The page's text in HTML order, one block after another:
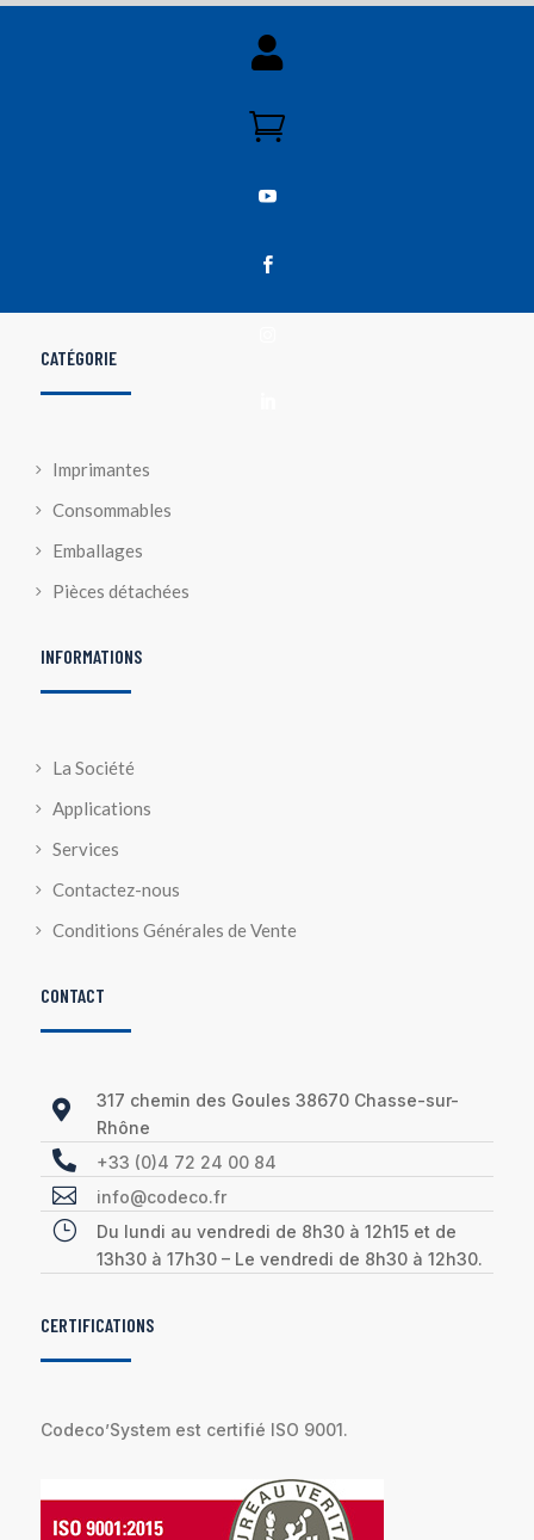




CATÉGORIE
Imprimantes
Consommables
Emballages
Pièces détachées
INFORMATIONS
La Société
Applications
Services
Contactez-nous
Conditions Générales de Vente
CONTACT

317 chemin des Goules 38670 Chasse-sur-
Rhône
 +33 (0)4 72 24 00 84
 info@codeco.fr
}
Du lundi au vendredi de 8h30 à 12h15 et de
13h30 à 17h30 – Le vendredi de 8h30 à 12h30.
CERTIFICATIONS
Codeco’System est certifié ISO 9001.